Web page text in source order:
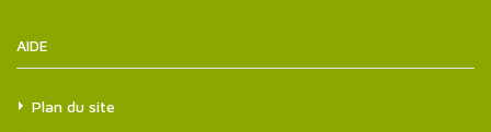
AIDE
Plan du site